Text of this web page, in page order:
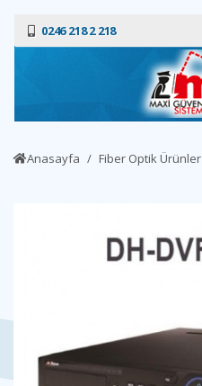
0246 218 2 218
Anasayfa Fiber Optik Ürünler